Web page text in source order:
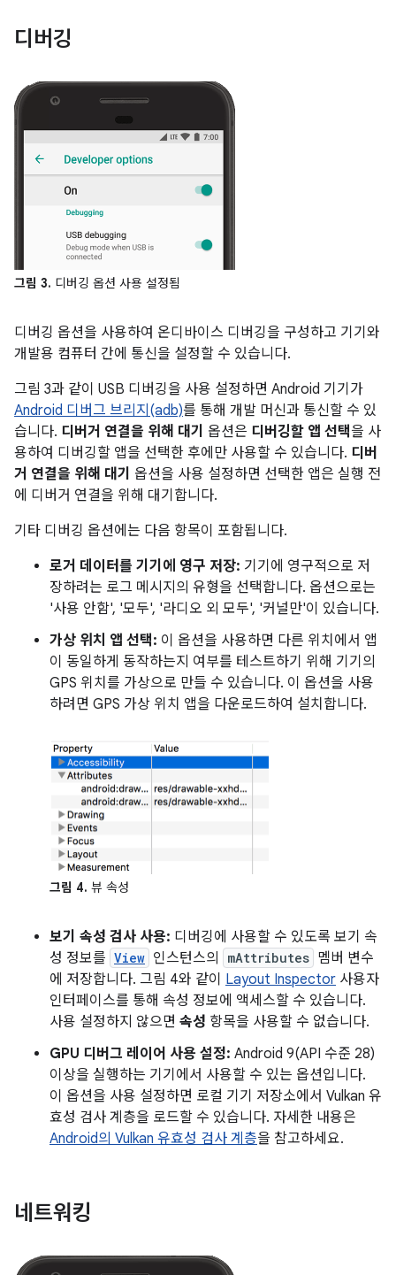
디버깅
그림 3. 디버깅 옵션 사용 설정됨
디버깅 옵션을 사용하여 온디바이스 디버깅을 구성하고 기기와
개발용 컴퓨터 간에 통신을 설정할 수 있습니다.
그림 3과 같이 USB 디버깅을 사용 설정하면 Android 기기가
Android 디버그 브리지(adb)를 통해 개발 머신과 통신할 수 있
습니다. 디버거 연결을 위해 대기 옵션은 디버깅할 앱 선택을 사
용하여 디버깅할 앱을 선택한 후에만 사용할 수 있습니다. 디버
거 연결을 위해 대기 옵션을 사용 설정하면 선택한 앱은 실행 전
에 디버거 연결을 위해 대기합니다.
기타 디버깅 옵션에는 다음 항목이 포함됩니다.
로거 데이터를 기기에 영구 저장: 기기에 영구적으로 저
장하려는 로그 메시지의 유형을 선택합니다. 옵션으로는
'사용 안함', '모두', '라디오 외 모두', '커널만'이 있습니다.
가상 위치 앱 선택: 이 옵션을 사용하면 다른 위치에서 앱
이 동일하게 동작하는지 여부를 테스트하기 위해 기기의
GPS 위치를 가상으로 만들 수 있습니다. 이 옵션을 사용
하려면 GPS 가상 위치 앱을 다운로드하여 설치합니다.
그림 4. 뷰 속성
보기 속성 검사 사용: 디버깅에 사용할 수 있도록 보기 속
성 정보를 View 인스턴스의 mAttributes 멤버 변수
에 저장합니다. 그림 4와 같이 Layout Inspector 사용자
인터페이스를 통해 속성 정보에 액세스할 수 있습니다.
사용 설정하지 않으면 속성 항목을 사용할 수 없습니다.
GPU 디버그 레이어 사용 설정: Android 9(API 수준 28)
이상을 실행하는 기기에서 사용할 수 있는 옵션입니다.
이 옵션을 사용 설정하면 로컬 기기 저장소에서 Vulkan 유
효성 검사 계층을 로드할 수 있습니다. 자세한 내용은
Android의 Vulkan 유효성 검사 계층을 참고하세요.
네트워킹